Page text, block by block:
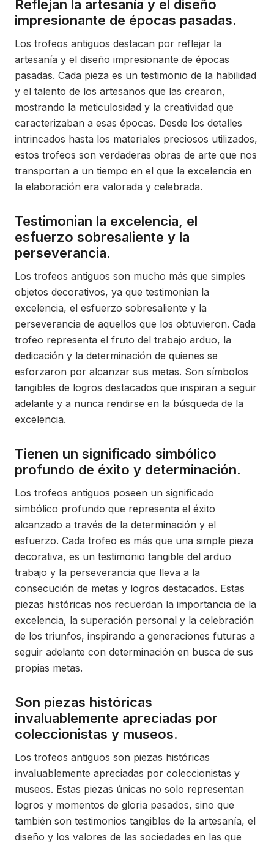
Reflejan la artesanía y el diseño
impresionante de épocas pasadas.
Los trofeos antiguos destacan por reflejar la
artesanía y el diseño impresionante de épocas
pasadas. Cada pieza es un testimonio de la habilidad
y el talento de los artesanos que las crearon,
mostrando la meticulosidad y la creatividad que
caracterizaban a esas épocas. Desde los detalles
intrincados hasta los materiales preciosos utilizados,
estos trofeos son verdaderas obras de arte que nos
transportan a un tiempo en el que la excelencia en
la elaboración era valorada y celebrada.
Testimonian la excelencia, el
esfuerzo sobresaliente y la
perseverancia.
Los trofeos antiguos son mucho más que simples
objetos decorativos, ya que testimonian la
excelencia, el esfuerzo sobresaliente y la
perseverancia de aquellos que los obtuvieron. Cada
trofeo representa el fruto del trabajo arduo, la
dedicación y la determinación de quienes se
esforzaron por alcanzar sus metas. Son símbolos
tangibles de logros destacados que inspiran a seguir
adelante y a nunca rendirse en la búsqueda de la
excelencia.
Tienen un significado simbólico
profundo de éxito y determinación.
Los trofeos antiguos poseen un significado
simbólico profundo que representa el éxito
alcanzado a través de la determinación y el
esfuerzo. Cada trofeo es más que una simple pieza
decorativa, es un testimonio tangible del arduo
trabajo y la perseverancia que lleva a la
consecución de metas y logros destacados. Estas
piezas históricas nos recuerdan la importancia de la
excelencia, la superación personal y la celebración
de los triunfos, inspirando a generaciones futuras a
seguir adelante con determinación en busca de sus
propias metas.
Son piezas históricas
invaluablemente apreciadas por
coleccionistas y museos.
Los trofeos antiguos son piezas históricas
invaluablemente apreciadas por coleccionistas y
museos. Estas piezas únicas no solo representan
logros y momentos de gloria pasados, sino que
también son testimonios tangibles de la artesanía, el
diseño y los valores de las sociedades en las que